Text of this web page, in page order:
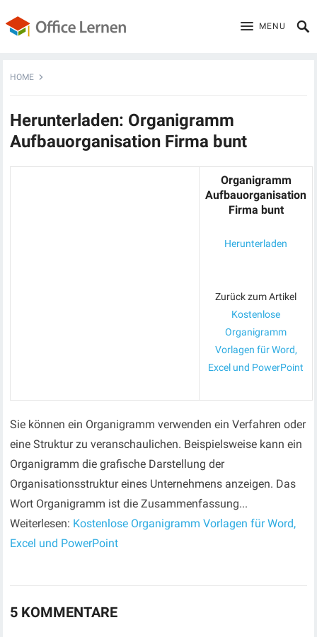
MENU
HOME
Herunterladen: Organigramm
Aufbauorganisation Firma bunt
Organigramm
Aufbauorganisation
Firma bunt
Herunterladen
Zurück zum Artikel
Kostenlose
Organigramm
Vorlagen für Word,
Excel und PowerPoint
Sie können ein Organigramm verwenden ein Verfahren oder
eine Struktur zu veranschaulichen. Beispielsweise kann ein
Organigramm die grafische Darstellung der
Organisationsstruktur eines Unternehmens anzeigen. Das
Wort Organigramm ist die Zusammenfassung...
Weiterlesen: Kostenlose Organigramm Vorlagen für Word,
Excel und PowerPoint
5 KOMMENTARE